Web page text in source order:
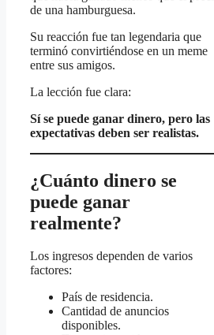
de una hamburguesa.
Su reacción fue tan legendaria que
terminó convirtiéndose en un meme
entre sus amigos.
La lección fue clara:
Sí se puede ganar dinero, pero las
expectativas deben ser realistas.
¿Cuánto dinero se
puede ganar
realmente?
Los ingresos dependen de varios
factores:
País de residencia.
Cantidad de anuncios
disponibles.